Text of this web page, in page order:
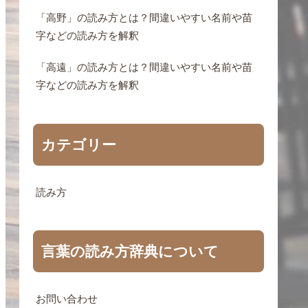
「高野」の読み方とは？間違いやすい名前や苗
字などの読み方を解釈
「高遠」の読み方とは？間違いやすい名前や苗
字などの読み方を解釈
カテゴリー
読み方
言葉の読み方辞典について
お問い合わせ